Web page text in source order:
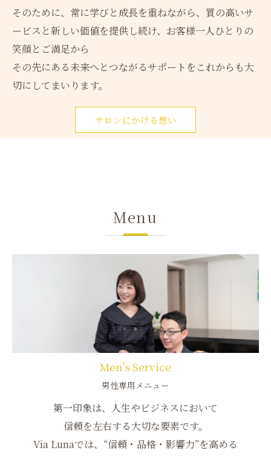
そのために、常に学びと成長を重ねながら、質の高いサ
ービスと新しい価値を提供し続け、お客様一人ひとりの
笑顔とご満足から
その先にある未来へとつながるサポートをこれからも大
切にしてまいります。
サロンにかける想い
Menu
Men's Service
男性専用メニュー
第一印象は、人生やビジネスにおいて
信頼を左右する大切な要素です。
Via Lunaでは、“信頼・品格・影響力”を高める